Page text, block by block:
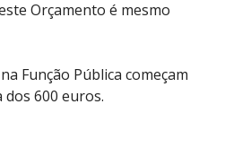
Orçamento é mesmo
Função Pública começam
600 euros.